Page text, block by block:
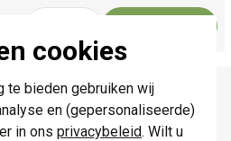
cookies
te bieden gebruiken wij
en (gepersonaliseerde)
in ons privacybeleid. Wilt u